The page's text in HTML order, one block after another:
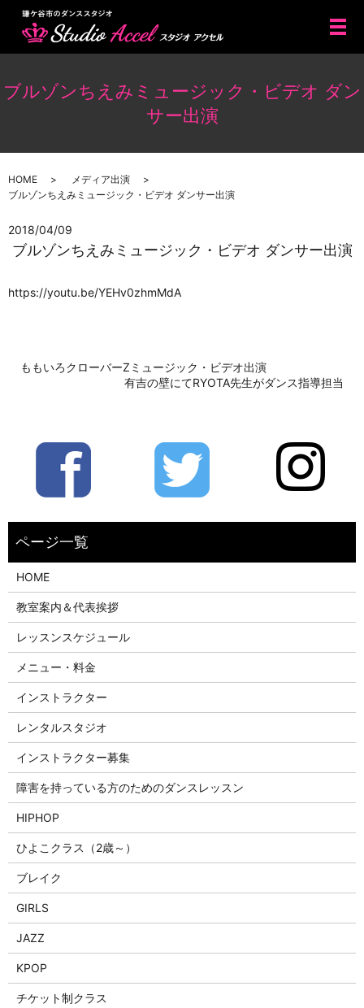
メ
ブルゾンちえみミュージック・ビデオ ダン
サー出演
HOME
メディア出演
ブルゾンちえみミュージック・ビデオ ダンサー出演
2018/04/09
ブルゾンちえみミュージック・ビデオ ダンサー出演
https://youtu.be/YEHv0zhmMdA
ももいろクローバーZミュージック・ビデオ出演
有吉の壁にてRYOTA先生がダンス指導担当
HOME
教室案内＆代表挨拶
レッスンスケジュール
メニュー・料金
インストラクター
レンタルスタジオ
インストラクター募集
障害を持っている方のためのダンスレッスン
HIPHOP
ひよこクラス（2歳～）
ブレイク
GIRLS
JAZZ
KPOP
チケット制クラス